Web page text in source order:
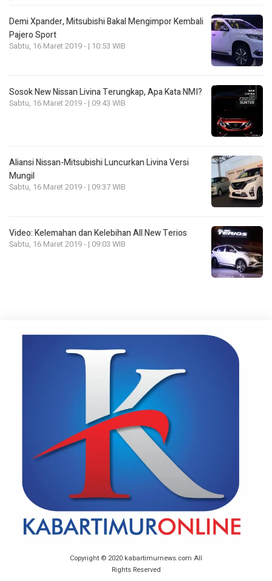
Demi Xpander, Mitsubishi Bakal Mengimpor Kembali
Pajero Sport
Sabtu, 16 Maret 2019 - | 10:53 WIB
Sosok New Nissan Livina Terungkap, Apa Kata NMI?
Sabtu, 16 Maret 2019 - | 09:43 WIB
Aliansi Nissan-Mitsubishi Luncurkan Livina Versi
Mungil
Sabtu, 16 Maret 2019 - | 09:37 WIB
Video: Kelemahan dan Kelebihan All New Terios
Sabtu, 16 Maret 2019 - | 09:03 WIB
Copyright © 2020 kabartimurnews.com All
Rights Reserved